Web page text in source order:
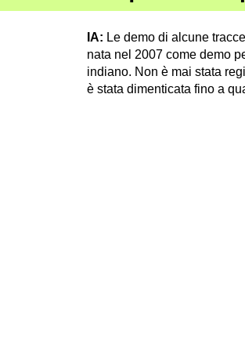
IA: Le demo di alcune
nata nel 2007 come demo
indiano. Non è mai stata
è stata dimenticata fino a